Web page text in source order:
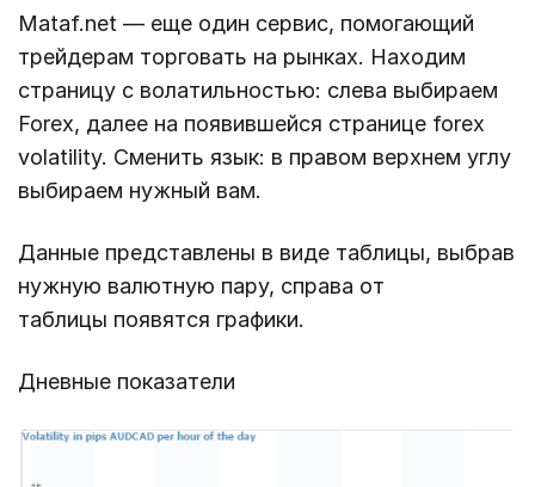
Mataf.net — еще один сервис, помогающий
трейдерам торговать на рынках. Находим
страницу с волатильностью: слева выбираем
Forex, далее на появившейся странице forex
volatility. Сменить язык: в правом верхнем углу
выбираем нужный вам.
Данные представлены в виде таблицы, выбрав
нужную валютную пару, справа от
таблицы появятся графики.
Дневные показатели